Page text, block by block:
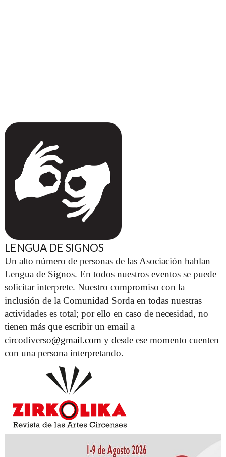
LENGUA DE SIGNOS
Un alto número de personas de las Asociación hablan
Lengua de Signos. En todos nuestros eventos se puede
solicitar interprete. Nuestro compromiso con la
inclusión de la Comunidad Sorda en todas nuestras
actividades es total; por ello en caso de necesidad, no
tienen más que escribir un email a
circodiverso@gmail.com y desde ese momento cuenten
con una persona interpretando.